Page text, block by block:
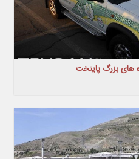
های بزرگ پایتخت